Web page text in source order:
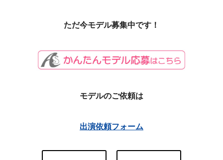
ただ今モデル募集中です！
モデルのご依頼は
出演依頼フォーム